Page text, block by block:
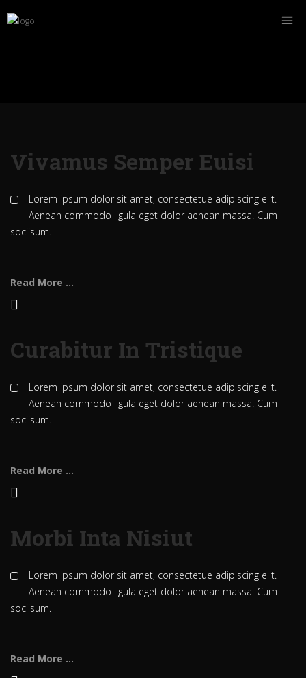
Vivamus Semper Euisi
Lorem ipsum dolor sit amet, consectetue adipiscing elit.
Aenean commodo ligula eget dolor aenean massa. Cum
sociisum.
Read More ...
Curabitur In Tristique
Lorem ipsum dolor sit amet, consectetue adipiscing elit.
Aenean commodo ligula eget dolor aenean massa. Cum
sociisum.
Read More ...
Morbi Inta Nisiut
Lorem ipsum dolor sit amet, consectetue adipiscing elit.
Aenean commodo ligula eget dolor aenean massa. Cum
sociisum.
Read More ...